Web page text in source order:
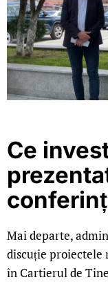
Ce
Mai departe,
discuție proiectele
în Cartierul de